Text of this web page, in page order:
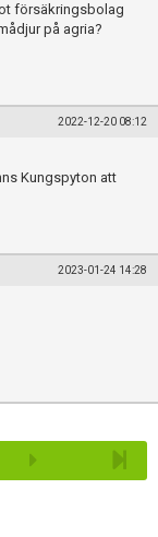
försäkringsbolag
på agria?
2022-12-20 08:12
Kungspyton att
2023-01-24 14:28
Privacy Policy